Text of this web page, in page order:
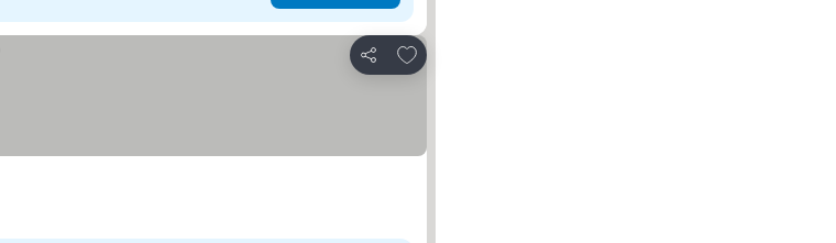
Partilhar
Adicionar aos favoritos